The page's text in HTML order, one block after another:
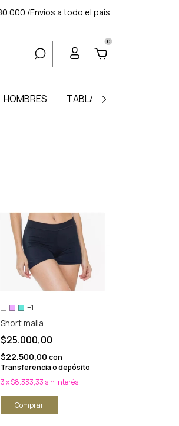
/Envíos a todo el país
0
HOMBRES TABLA DE MEDIDAS
+1
Short malla
$25.000,00
$22.500,00 con
Transferencia o depósito
3x$8.333,33 sin interés
Comprar